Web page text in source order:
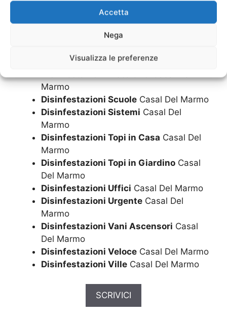
Accetta
Nega
Visualizza le preferenze
Disinfestazioni PubCasal Del Marmo
Disinfestazioni ResidenceCasal Del
Marmo
Disinfestazioni Scuole Casal Del Marmo
Disinfestazioni Sistemi Casal Del
Marmo
Disinfestazioni Topi in Casa Casal Del
Marmo
Disinfestazioni Topi in Giardino Casal
Del Marmo
Disinfestazioni Uffici Casal Del Marmo
Disinfestazioni Urgente Casal Del
Marmo
Disinfestazioni Vani Ascensori Casal
Del Marmo
Disinfestazioni Veloce Casal Del Marmo
Disinfestazioni Ville Casal Del Marmo
SCRIVICI